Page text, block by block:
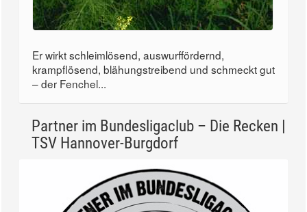
Er wirkt schleimlösend, auswurffördernd,
krampflösend, blähungstreibend und schmeckt gut
– der Fenchel...
Partner im Bundesligaclub – Die Recken |
TSV Hannover-Burgdorf